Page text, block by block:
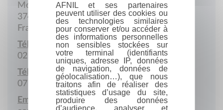
Montée de l'Emir Abd-el-Kader
37400 Amboise
France
Téléphone :
02 47 57 00 98
Téléphone portable :
07 72 26 46 76
Email :
AFNIL et ses partenaires
peuvent utiliser des cookies ou
des technologies similaires
pour conserver et/ou accéder à
des informations personnelles
non sensibles stockées sur
votre terminal (identifiants
uniques, adresse IP, données
de navigation, données de
géolocalisation…), que nous
traitons afin de réaliser des
statistiques d’usage du site,
produire des données
d’audience, analyser et